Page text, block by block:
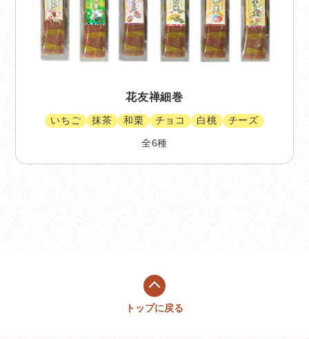
花友禅細巻
いちご 抹茶 和栗 チョコ 白桃 チーズ
全6種
トップに戻る